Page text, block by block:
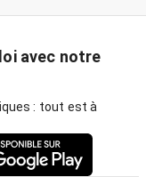
avec notre
: tout est à